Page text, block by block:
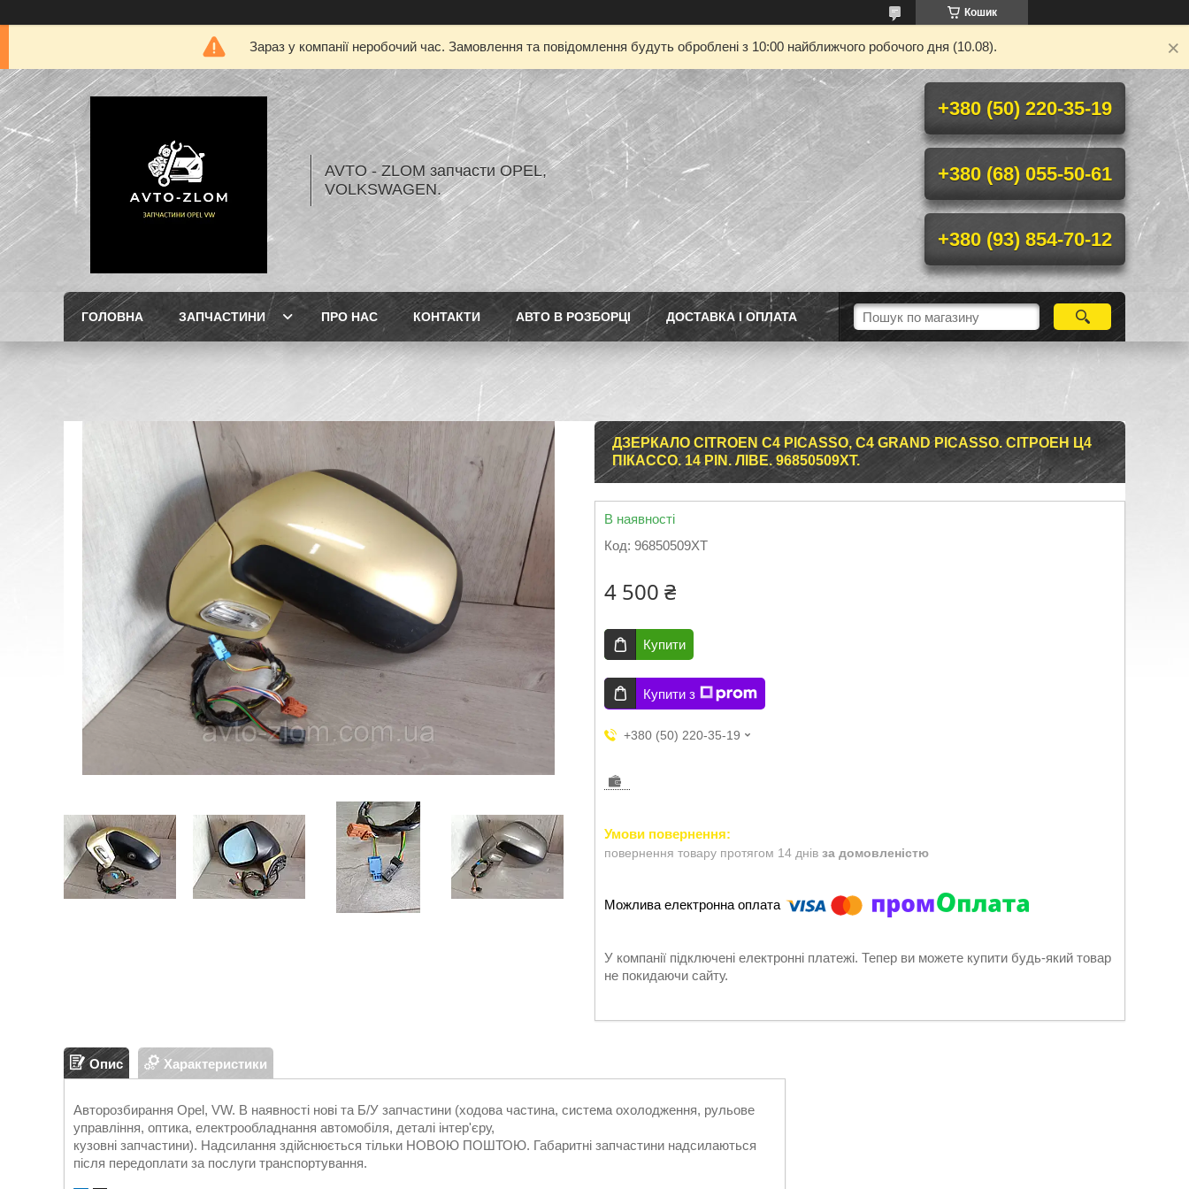
Кошик
Зараз у компанії неробочий час. Замовлення та повідомлення будуть оброблені з 10:00 найближчого робочого дня (10.08).
AVTO - ZLOM запчасти OPEL,
VOLKSWAGEN.
+380 (50) 220-35-19
+380 (68) 055-50-61
+380 (93) 854-70-12
ГОЛОВНА ЗАПЧАСТИНИ ПРО НАС КОНТАКТИ АВТО В РОЗБОРЦІ ДОСТАВКА І ОПЛАТА
ДЗЕРКАЛО CІTROEN C4 PICASSO, C4 GRAND PICASSO. СІТРОЕН Ц4
ПІКАССО. 14 PIN. ЛІВЕ. 96850509XT.
В наявності
Код: 96850509XT
4 500 ₴
Купити
Купити з
+380 (50) 220-35-19
повернення товару протягом 14 днів за домовленістю
У компанії підключені електронні платежі. Тепер ви можете купити будь-який товар
не покидаючи сайту.
Опис Характеристики
Авторозбирання Opel, VW. В наявності нові та Б/У запчастини (ходова частина, система охолодження, рульове
управління, оптика, електрообладнання автомобіля, деталі інтер'єру,
кузовні запчастини). Надсилання здійснюється тільки НОВОЮ ПОШТОЮ. Габаритні запчастини надсилаються
після передоплати за послуги транспортування.